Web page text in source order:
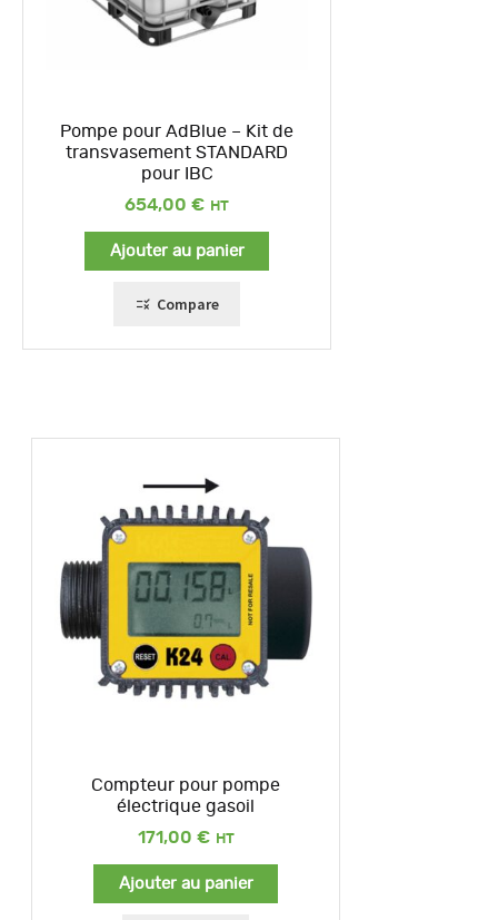
Pompe pour AdBlue – Kit de
transvasement STANDARD
pour IBC
654,00 €
Ajouter au panier
Compare
Compteur pour pompe
électrique gasoil
171,00 €
Ajouter au panier